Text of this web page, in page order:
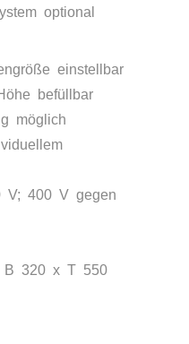
optional
einstellbar
befüllbar
möglich
V; 400 V gegen
B 320 x T 550